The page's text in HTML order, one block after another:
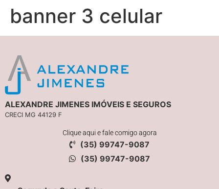
banner 3 celular
ALEXANDRE JIMENES IMÓVEIS E SEGUROS
CRECI MG 44129 F
Clique aqui e fale comigo agora
(35) 99747-9087
(35) 99747-9087